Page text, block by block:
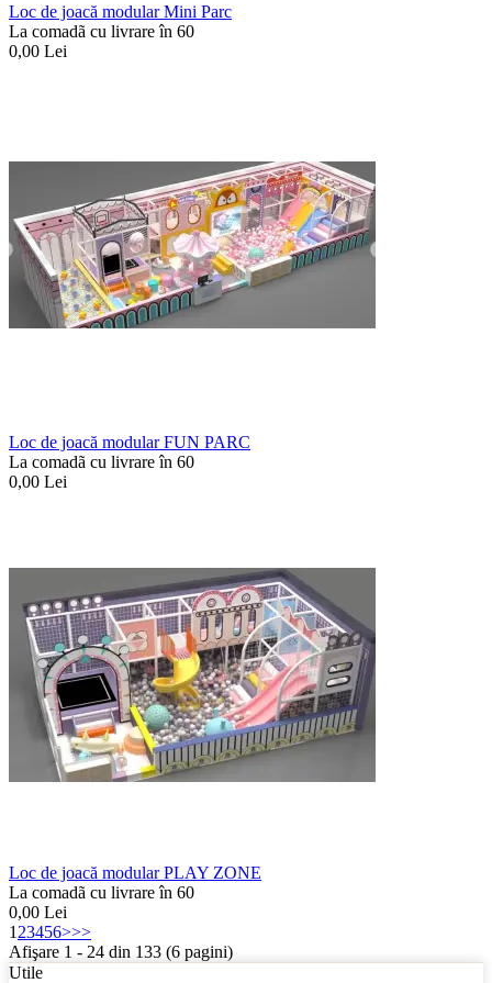
Loc de joacă modular Mini Parc
La comadã cu livrare în 60
0,00 Lei
Loc de joacă modular FUN PARC
La comadã cu livrare în 60
0,00 Lei
Loc de joacă modular PLAY ZONE
La comadã cu livrare în 60
0,00 Lei
1 23456>>>
Afişare 1 - 24 din 133 (6 pagini)
Utile